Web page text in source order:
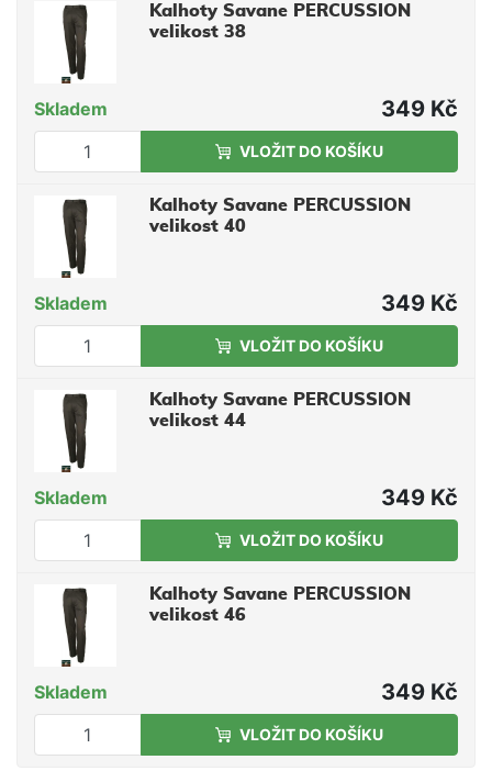
Kalhoty Savane PERCUSSION
velikost 38
Skladem 349 Kč
VLOŽIT DO KOŠÍKU
Kalhoty Savane PERCUSSION
velikost 40
Skladem 349 Kč
VLOŽIT DO KOŠÍKU
Kalhoty Savane PERCUSSION
velikost 44
Skladem 349 Kč
VLOŽIT DO KOŠÍKU
Kalhoty Savane PERCUSSION
velikost 46
Skladem 349 Kč
VLOŽIT DO KOŠÍKU